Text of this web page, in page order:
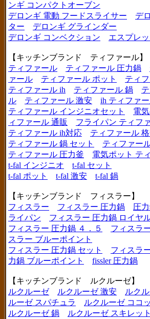
ンギ コンパクトオーブン
デロンギ 電動 フードスライサー
デ
ター
デロンギ グラインダー
デロンギ コンベクション
エスプレ
【キッチンブランド ティファール】
ティファール
ティファール 圧力鍋
ァール
ティファール ポット
ティ
ティファール ih
ティファール 鍋
ル
ティファール 激安
ih ティファ
ティファール インジニオセット
電
ィファール 通販
フライパン ティフ
ティファール ih対応
ティファール
ティファール 鍋 セット
ティファー
ティファール 圧力釜
電気ポット テ
t-fal インジニオ
t-fal セット
t-fal ポット
t-fal 激安 t-fal 鍋
【キッチンブランド フィスラー】
フィスラー
フィスラー 圧力鍋 圧
ライパン
フィスラー 圧力鍋 ロイヤ
フィスラー 圧力鍋 ４．５
フィスラ
スラー ブルーポイント
フィスラー 圧力鍋 セット
フィスラ
力鍋 ブルーポイント
fissler 圧力鍋
【キッチンブランド ルクルーゼ】
ルクルーゼ
ルクルーゼ 激安 ルク
ルーゼ スパチュラ
ルクルーゼ ココ
ルクルーゼ 鍋
ルクルーゼ スキレット